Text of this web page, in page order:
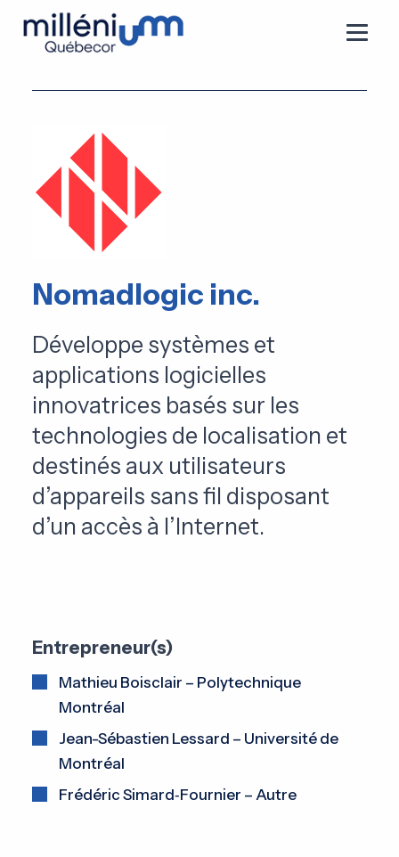
Nomadlogic inc.
Développe systèmes et
applications logicielles
innovatrices basés sur les
technologies de localisation et
destinés aux utilisateurs
d’appareils sans fil disposant
d’un accès à l’Internet.
Entrepreneur(s)
Mathieu Boisclair – Polytechnique
Montréal
Jean-Sébastien Lessard – Université de
Montréal
Frédéric Simard‑Fournier – Autre